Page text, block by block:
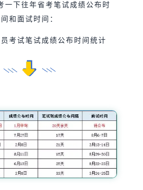
一下往年省考笔试成绩公布时
间和面试时间：
考试笔试成绩公布时间统计